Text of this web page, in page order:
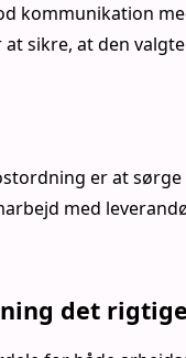
kommunikation
sikre, at den
er at
med
det